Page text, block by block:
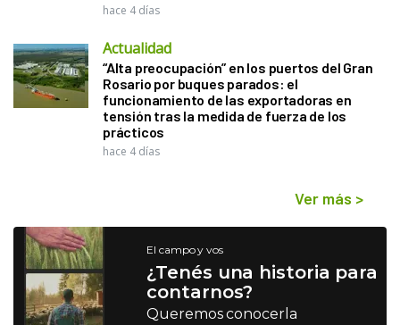
hace 4 días
Actualidad
“Alta preocupación” en los puertos del Gran
Rosario por buques parados: el
funcionamiento de las exportadoras en
tensión tras la medida de fuerza de los
prácticos
hace 4 días
Ver más >
El campo y vos
¿Tenés una historia para
contarnos?
Queremos conocerla